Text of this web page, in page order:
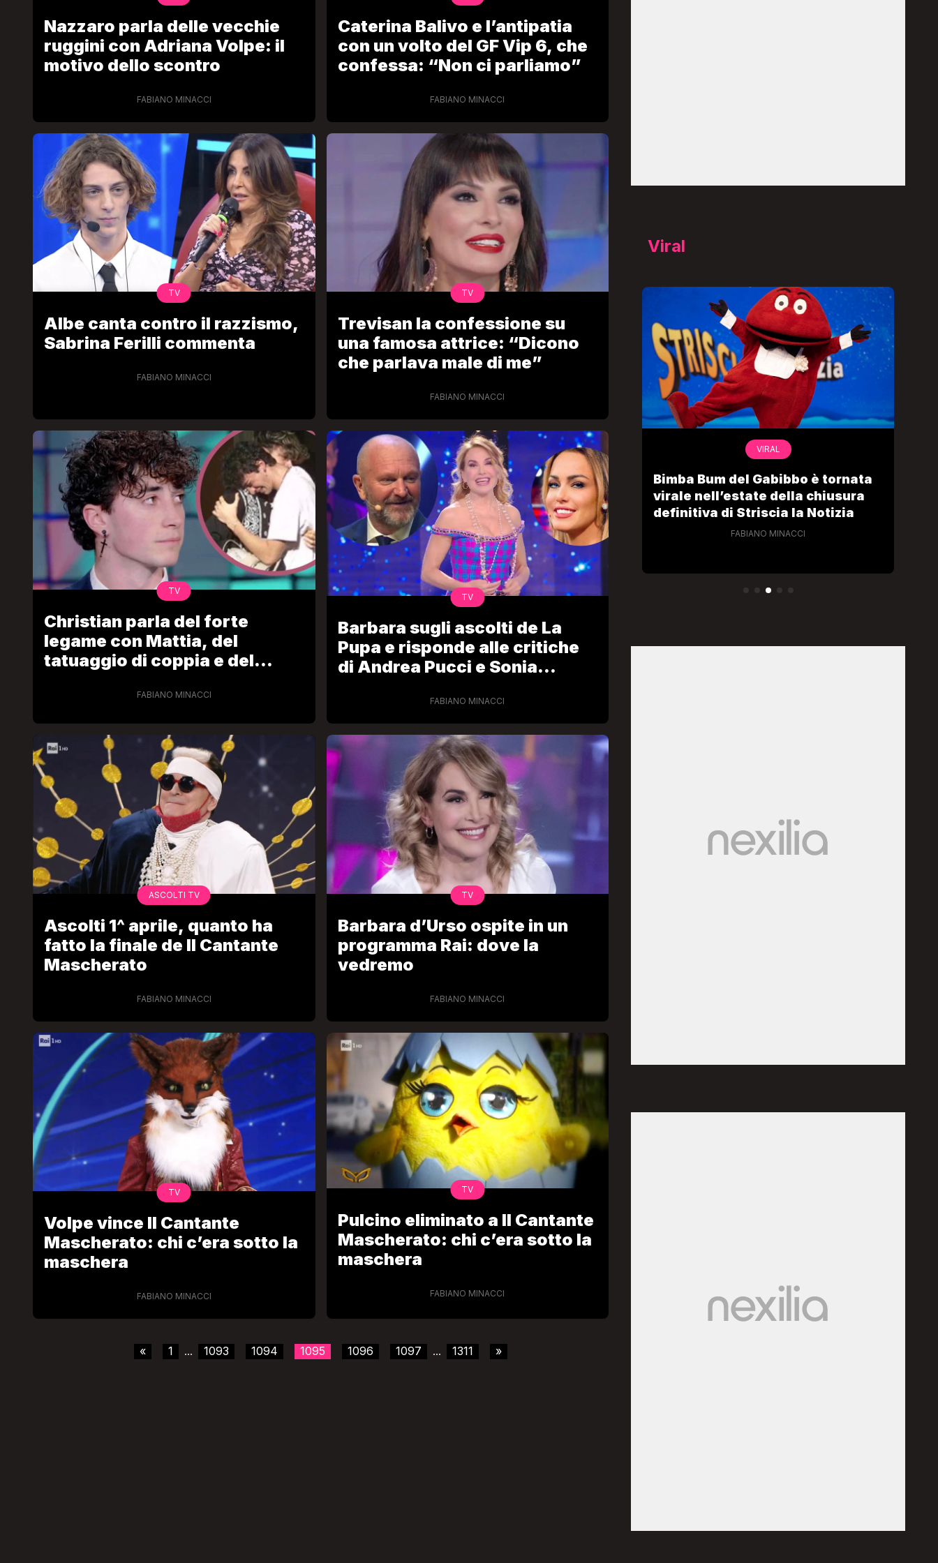
Nazzaro parla delle vecchie
ruggini con Adriana Volpe: il
motivo dello scontro
FABIANO MINACCI
Caterina Balivo e l’antipatia
con un volto del GF Vip 6, che
confessa: “Non ci parliamo”
FABIANO MINACCI
TV
Albe canta contro il razzismo,
Sabrina Ferilli commenta
FABIANO MINACCI
TV
Trevisan la confessione su
una famosa attrice: “Dicono
che parlava male di me”
FABIANO MINACCI
TV
Christian parla del forte
legame con Mattia, del
tatuaggio di coppia e del
FABIANO MINACCI
TV
Barbara sugli ascolti de La
Pupa e risponde alle critiche
di Andrea Pucci e Sonia
FABIANO MINACCI
ASCOLTI TV
Ascolti 1^ aprile, quanto ha
fatto la finale de Il Cantante
Mascherato
FABIANO MINACCI
TV
Barbara d’Urso ospite in un
programma Rai: dove la
vedremo
FABIANO MINACCI
TV
Volpe vince Il Cantante
Mascherato: chi c’era sotto la
maschera
FABIANO MINACCI
TV
Pulcino eliminato a Il Cantante
Mascherato: chi c’era sotto la
maschera
FABIANO MINACCI
« 1 ... 1093 1094 1095 1096 1097 ... 1311 »
Viral
LGBT
Bambola Star, la festa di
compleanno con tutte le grandi
dive compie 15 anni: il video
completo
FABIANO MINACCI
VIRAL
Camilla Milanesi lascia tutto:
“Addio cike mie, siete state una
grande famiglia per me”
FABIANO MINACCI
VIRAL
Bimba Bum del Gabibbo è tornata
virale nell’estate della chiusura
definitiva di Striscia la Notizia
FABIANO MINACCI